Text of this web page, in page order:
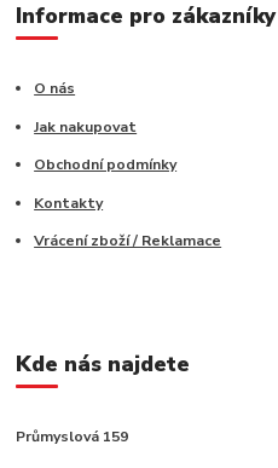
Informace pro zákazníky
O nás
Jak nakupovat
Obchodní podmínky
Kontakty
Vrácení zboží / Reklamace
Kde nás najdete
Průmyslová 159